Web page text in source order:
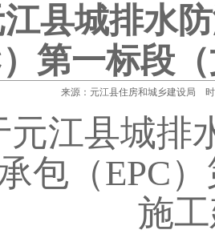
县城排水
）第一标段
来源：元江县住房和城乡建设局
元江县城排
包（EPC
施